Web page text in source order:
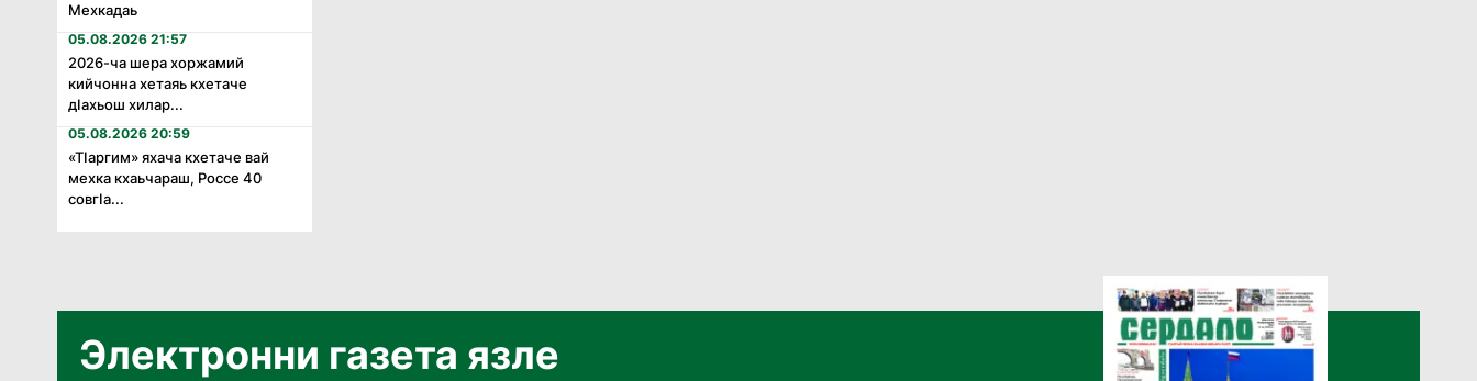
Мехкадаь
05.08.2026 21:57
2026-ча шера хоржамий
кийчонна хетаяь кхетаче
дӏахьош хилар...
05.08.2026 20:59
«Тӏаргим» яхача кхетаче вай
мехка кхаьчараш, Россе 40
совгӏа...
Электронни газета язле